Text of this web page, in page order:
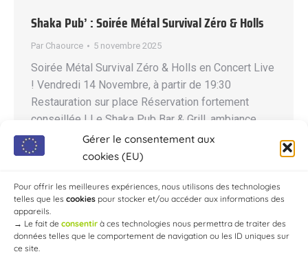
Gérer le consentement aux
cookies (EU)
Pour offrir les meilleures expériences, nous utilisons des technologies
telles que les cookies pour stocker et/ou accéder aux informations des
appareils.
→ Le fait de consentir à ces technologies nous permettra de traiter des
données telles que le comportement de navigation ou les ID uniques sur
ce site.
Shaka Pub’ : Soirée Métal Survival Zéro & Holls
Par Chaource 5 novembre 2025
Soirée Métal Survival Zéro & Holls en Concert Live
! Vendredi 14 Novembre, à partir de 19:30
Restauration sur place Réservation fortement
conseillée ! Le Shaka Pub Bar & Grill, ambiance
musicale, terrasses panoramiques. Parking dédié
motos ! 📍: 1 route de la forêt d’Aumont, lieudit Les
+33.6.20.59.71.38